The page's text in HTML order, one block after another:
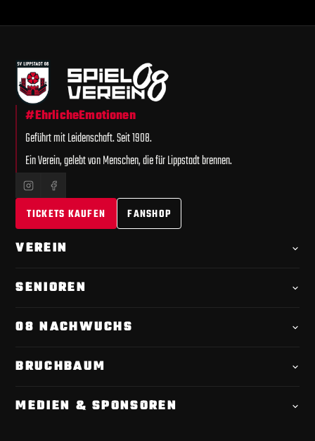
#EhrlicheEmotionen
Geführt mit Leidenschaft. Seit 1908.
Ein Verein, gelebt von Menschen, die für Lippstadt brennen.
TICKETS KAUFEN FANSHOP
VEREIN
Offizielle
Chronik
Geschäftsstelle
Satzung & Mitgliedschaft
SENIOREN
1. Mannschaft · Kader
Spielplan
08 NACHWUCHS
Übersicht
Verantwortliche
Ausbildung & Förderung
BRUCHBAUM
Tickets & Einlass
Anfahrt & Parken
MEDIEN & SPONSOREN